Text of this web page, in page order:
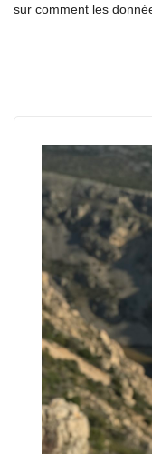
sur comment les